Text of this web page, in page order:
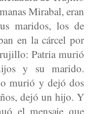
Mirabal, eran
maridos, los de
en la cárcel por
Patria murió
y su marido.
murió y dejó dos
dejó un hijo. Y
el mensaje que